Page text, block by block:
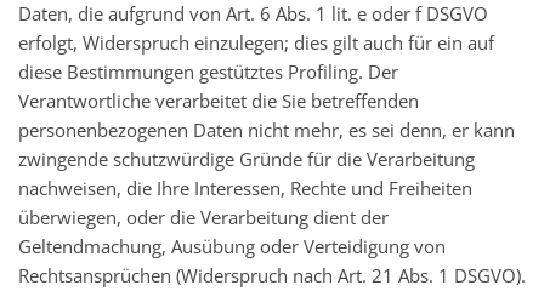
Daten, die aufgrund von Art. 6 Abs. 1 lit. e oder f DSGVO
erfolgt, Widerspruch einzulegen; dies gilt auch für ein auf
diese Bestimmungen gestütztes Profiling. Der
Verantwortliche verarbeitet die Sie betreffenden
personenbezogenen Daten nicht mehr, es sei denn, er kann
zwingende schutzwürdige Gründe für die Verarbeitung
nachweisen, die Ihre Interessen, Rechte und Freiheiten
überwiegen, oder die Verarbeitung dient der
Geltendmachung, Ausübung oder Verteidigung von
Rechtsansprüchen (Widerspruch nach Art. 21 Abs. 1 DSGVO).